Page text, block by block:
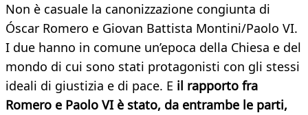
Non è casuale la canonizzazione congiunta di
Óscar Romero e Giovan Battista Montini/Paolo VI.
I due hanno in comune un’epoca della Chiesa e del
mondo di cui sono stati protagonisti con gli stessi
ideali di giustizia e di pace. E il rapporto fra
Romero e Paolo VI è stato, da entrambe le parti,